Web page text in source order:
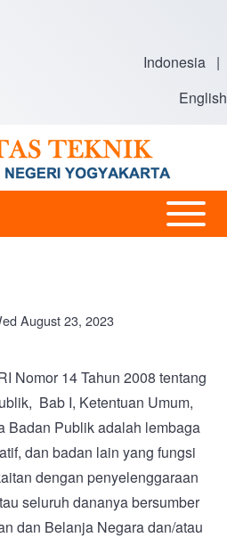
Indonesia |
English
Open or
Close
August 23, 2023
Nomor 14 Tahun 2008 tentang
Bab I, Ketentuan Umum,
Badan Publik adalah lembaga
dan badan lain yang fungsi
dengan penyelenggaraan
seluruh dananya bersumber
dan Belanja Negara dan/atau